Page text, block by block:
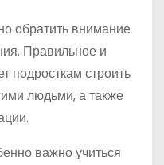
обратить внимание
Правильное и
подросткам строить
людьми, а также
важно учиться